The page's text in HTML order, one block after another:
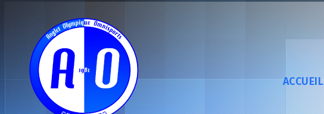
ACCUEIL